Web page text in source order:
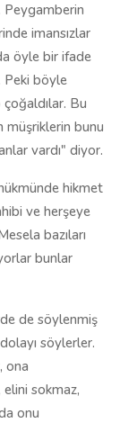
Peygamberin
imansızlar
öyle bir ifade
Peki böyle
çoğaldılar. Bu
bunu
vardı" diyor.
hikmet
ve herşeye
bazıları
bunlar
de söylenmiş
söylerler.
ona
elini sokmaz,
onu